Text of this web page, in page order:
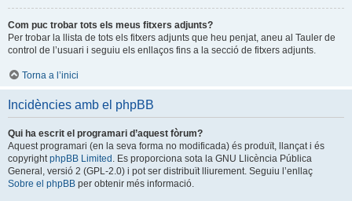
Com puc trobar tots els meus fitxers adjunts?
Per trobar la llista de tots els fitxers adjunts que heu penjat, aneu al Tauler de
control de l’usuari i seguiu els enllaços fins a la secció de fitxers adjunts.
Torna a l’inici
Incidències amb el phpBB
Qui ha escrit el programari d’aquest fòrum?
Aquest programari (en la seva forma no modificada) és produït, llançat i és
copyrightphpBB Limited . Es proporciona sota la GNU Llicència Pública
General, versió 2 (GPL-2.0) i pot ser distribuït lliurement. Seguiu l’enllaç
Sobre el phpBB per obtenir més informació.